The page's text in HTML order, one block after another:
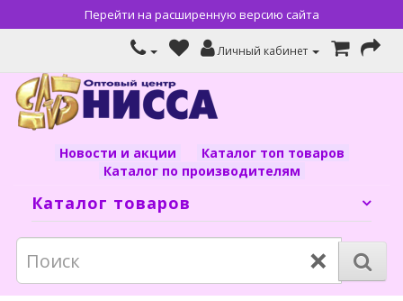
Перейти на расширенную версию сайта
Личный кабинет
Новости и акции
Каталог топ товаров
Каталог по производителям
Каталог товаров
×